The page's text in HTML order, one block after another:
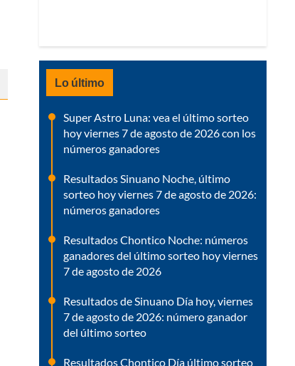
Lo último
Super Astro Luna: vea el último sorteo
hoy viernes 7 de agosto de 2026 con los
números ganadores
Resultados Sinuano Noche, último
sorteo hoy viernes 7 de agosto de 2026:
números ganadores
Resultados Chontico Noche: números
ganadores del último sorteo hoy viernes
7 de agosto de 2026
Resultados de Sinuano Día hoy, viernes
7 de agosto de 2026: número ganador
del último sorteo
Resultados Chontico Día último sorteo